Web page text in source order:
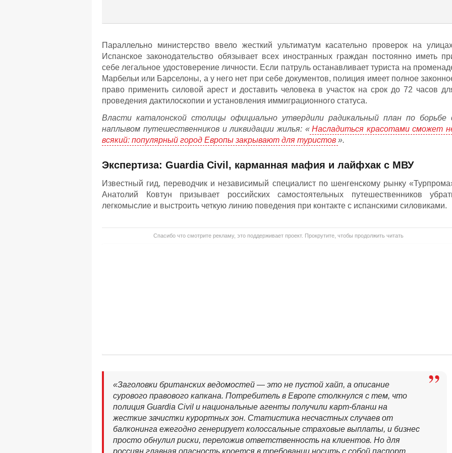
Параллельно министерство ввело жесткий ультиматум касательно проверок на
Испанское законодательство обязывает всех иностранных граждан постоянно иметь
себе легальное удостоверение личности. Если патруль останавливает туриста на
Марбельи или Барселоны, а у него нет при себе документов, полиция имеет полное
право применить силовой арест и доставить человека в участок на срок до 72 часов
проведения дактилоскопии и установления иммиграционного статуса.
Власти каталонской столицы официально утвердили радикальный план по борьбе
наплывом путешественников и ликвидации жилья: « Насладиться красотами сможет
всякий: популярный город Европы закрывают для туристов ».
Экспертиза: Guardia Civil, карманная мафия и лайфхак с МВУ
Известный гид, переводчик и независимый специалист по шенгенскому рынку
Анатолий Ковтун призывает российских самостоятельных путешественников
легкомыслие и выстроить четкую линию поведения при контакте с испанскими силовиками.
Спасибо что смотрите рекламу, это поддерживает проект. Прокрутите, чтобы продолжить читать
«Заголовки британских ведомостей — это не пустой хайп, а описание
сурового правового капкана. Потребитель в Европе столкнулся с тем, что
полиция Guardia Civil и национальные агенты получили карт-бланш на
жесткие зачистки курортных зон. Статистика несчастных случаев от
балконинга ежегодно генерирует колоссальные страховые выплаты, и бизнес
просто обнулил риски, переложив ответственность на клиентов. Но для
россиян главная опасность кроется в требовании носить с собой паспорт.